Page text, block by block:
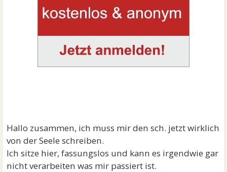
Hallo zusammen, ich muss mir den sch. jetzt wirklich
von der Seele schreiben.
Ich sitze hier, fassungslos und kann es irgendwie gar
nicht verarbeiten was mir passiert ist.